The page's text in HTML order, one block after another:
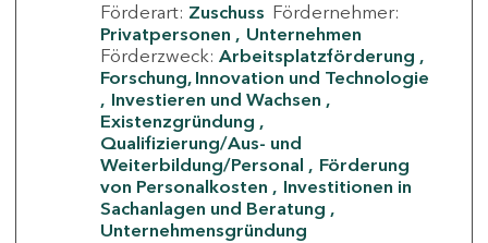
Förderart: Zuschuss Fördernehmer:
Privatpersonen
Unternehmen
Förderzweck: Arbeitsplatzförderung
Forschung, Innovation und Technologie
Investieren und Wachsen
Existenzgründung
Qualifizierung/Aus- und
Weiterbildung/Personal
Förderung
von Personalkosten
Investitionen in
Sachanlagen und Beratung
Unternehmensgründung